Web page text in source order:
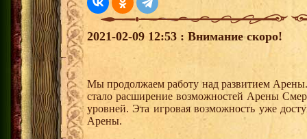
2021-02-09 12:53 : Внимание скоро!
Мы продолжаем работу над развитием
стало расширение возможностей Арены
уровней. Эта игровая возможность уже
Арены.